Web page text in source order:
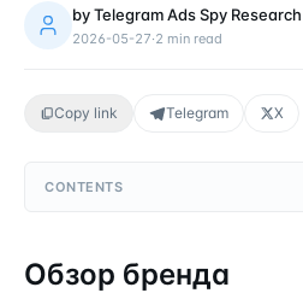
byTelegram Ads Spy Research
2026-05-27·2 min read
Copy link Telegram X
CONTENTS
Обзор бренда